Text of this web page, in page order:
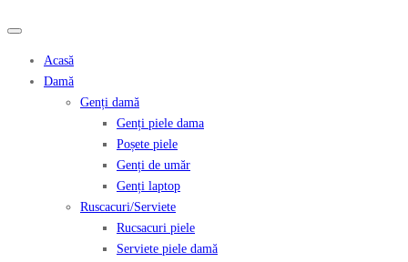
Acasă
Damă
Genți damă
Genți piele dama
Poșete piele
Genți de umăr
Genți laptop
Ruscacuri/Serviete
Rucsacuri piele
Serviete piele damă